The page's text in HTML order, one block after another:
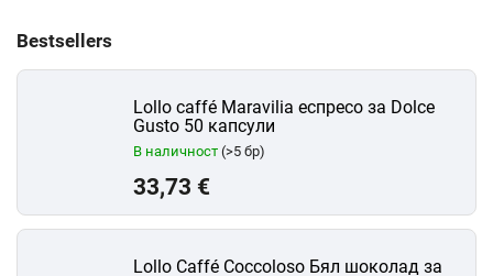
Bestsellers
Lollo caffé Maravilia еспресо за Dolce
Gusto 50 капсули
В наличност (>5 бр)
33,73 €
Lollo Caffé Coccoloso Бял шоколад за